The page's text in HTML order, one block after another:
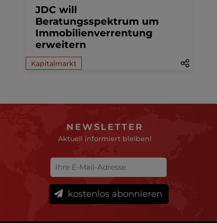
JDC will
Beratungsspektrum um
Immobilienverrentung
erweitern
Kapitalmarkt
NEWSLETTER
Aktuell informiert bleiben!
kostenlos abonnieren